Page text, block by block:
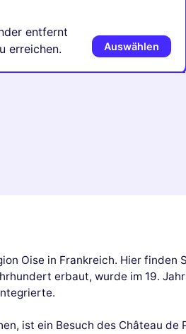
entfernt
erreichen.
Auswählen
Oise in Frankreich. Hier finden
erbaut, wurde im 19.
ist ein Besuch des Château de